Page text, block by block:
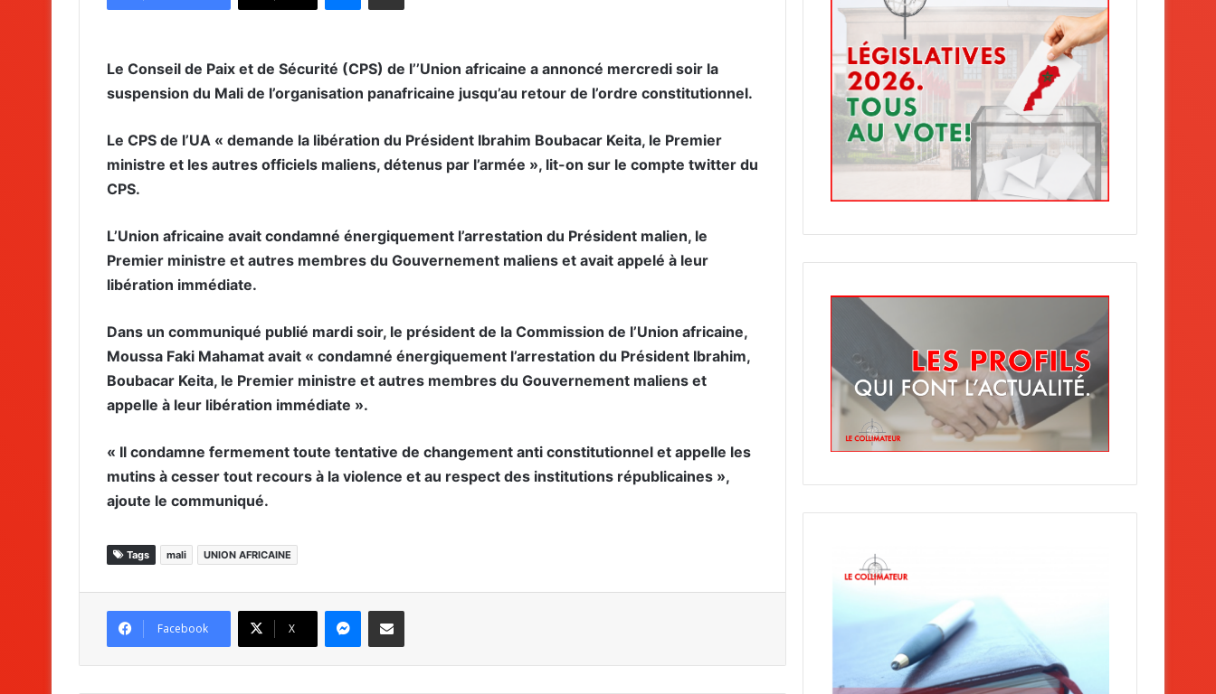
Le Conseil de Paix et de Sécurité (CPS) de l’’Union africaine a annoncé mercredi soir la
suspension du Mali de l’organisation panafricaine jusqu’au retour de l’ordre constitutionnel.
Le CPS de l’UA « demande la libération du Président Ibrahim Boubacar Keita, le Premier
ministre et les autres officiels maliens, détenus par l’armée », lit-on sur le compte twitter du
CPS.
L’Union africaine avait condamné énergiquement l’arrestation du Président malien, le
Premier ministre et autres membres du Gouvernement maliens et avait appelé à leur
libération immédiate.
Dans un communiqué publié mardi soir, le président de la Commission de l’Union africaine,
Moussa Faki Mahamat avait « condamné énergiquement l’arrestation du Président Ibrahim,
Boubacar Keita, le Premier ministre et autres membres du Gouvernement maliens et
appelle à leur libération immédiate ».
« Il condamne fermement toute tentative de changement anti constitutionnel et appelle les
mutins à cesser tout recours à la violence et au respect des institutions républicaines »,
ajoute le communiqué.
Tags mali UNION AFRICAINE
Facebook X